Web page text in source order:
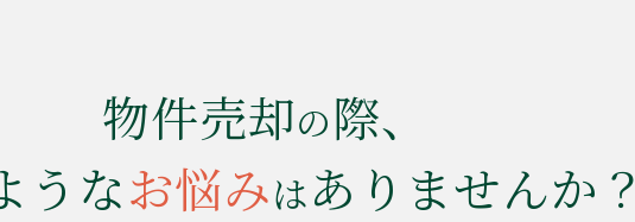
物件売却の際、
うなお悩みはありませんか？